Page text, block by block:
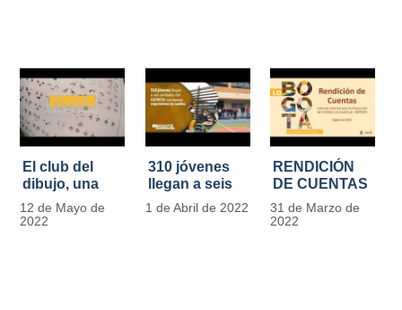
El club del
dibujo, una
apuesta para
formar
12 de Mayo de
2022
310 jóvenes
llegan a seis
unidades del
IDIPRON con
1 de Abril de 2022
RENDICIÓN
DE CUENTAS
IDIPRON |
Vigencia 2021
31 de Marzo de
2022